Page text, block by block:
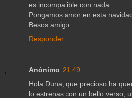
es incompatible con nada.
Pongamos amor en esta
Besos amigo
Responder
Anónimo 21:49
Hola Duna, que precioso ha
lo estrenas con un bello verso,